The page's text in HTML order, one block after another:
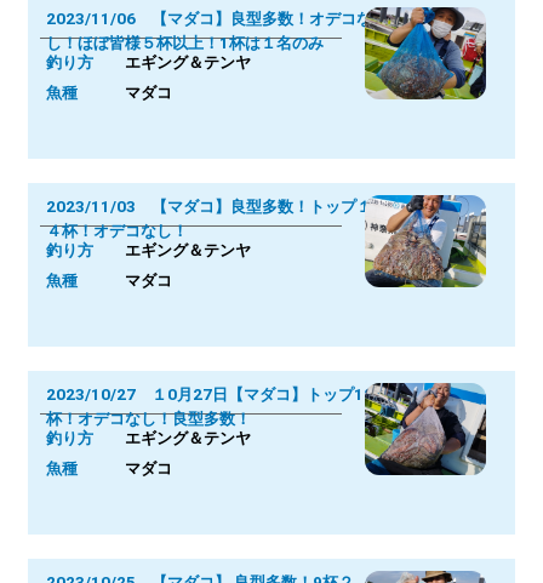
2023/11/06 【マダコ】良型多数！オデコな
し！ほぼ皆様５杯以上！1杯は１名のみ
釣り方 エギング＆テンヤ
魚種 マダコ
2023/11/03 【マダコ】良型多数！トップ１
４杯！オデコなし！
釣り方 エギング＆テンヤ
魚種 マダコ
2023/10/27 １0月27日【マダコ】トップ12
杯！オデコなし！良型多数！
釣り方 エギング＆テンヤ
魚種 マダコ